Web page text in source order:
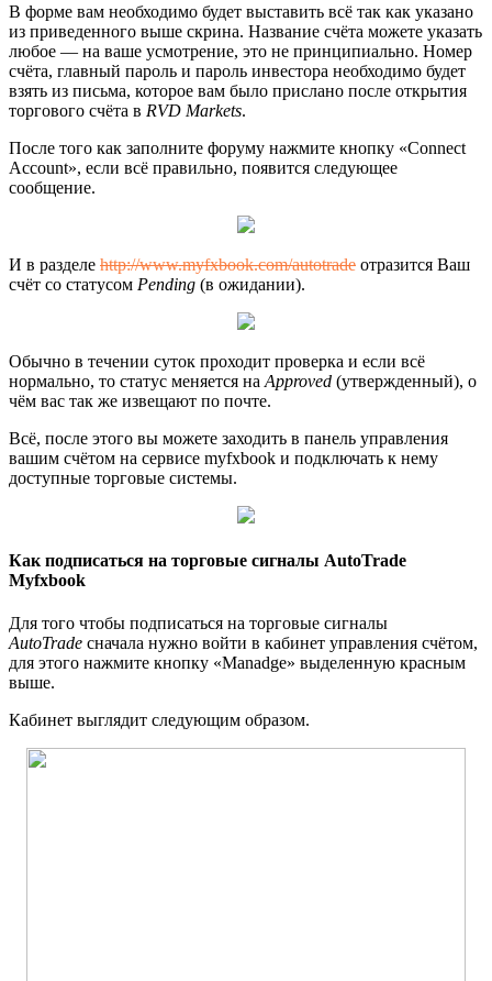
В форме вам необходимо будет выставить всё так как указано
из приведенного выше скрина. Название счёта можете указать
любое — на ваше усмотрение, это не принципиально. Номер
счёта, главный пароль и пароль инвестора необходимо будет
взять из письма, которое вам было прислано после открытия
торгового счёта в RVD Markets.
После того как заполните форуму нажмите кнопку «Connect
Account», если всё правильно, появится следующее
сообщение.
И в разделе http://www.myfxbook.com/autotrade отразится Ваш
счёт со статусом Pending (в ожидании).
Обычно в течении суток проходит проверка и если всё
нормально, то статус меняется на Approved (утвержденный), о
чём вас так же извещают по почте.
Всё, после этого вы можете заходить в панель управления
вашим счётом на сервисе myfxbook и подключать к нему
доступные торговые системы.
Как подписаться на торговые сигналы AutoTrade
Myfxbook
Для того чтобы подписаться на торговые сигналы
AutoTrade сначала нужно войти в кабинет управления счётом,
для этого нажмите кнопку «Manadge» выделенную красным
выше.
Кабинет выглядит следующим образом.